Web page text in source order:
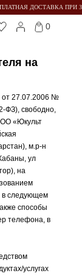
ДОСТАВКА ПРИ
0
на
от 27.07.2006 №
ФЗ), свободно,
«Юкульт
м.р-н
ул
на
в следующем
способы
телефона, в
услугах